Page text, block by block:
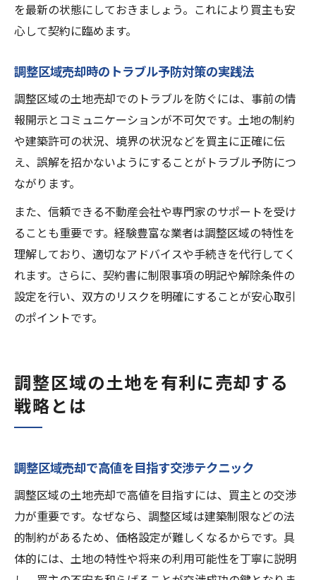
を最新の状態にしておきましょう。これにより買主も安
心して契約に臨めます。
調整区域売却時のトラブル予防対策の実践法
調整区域の土地売却でのトラブルを防ぐには、事前の情
報開示とコミュニケーションが不可欠です。土地の制約
や建築許可の状況、境界の状況などを買主に正確に伝
え、誤解を招かないようにすることがトラブル予防につ
ながります。
また、信頼できる不動産会社や専門家のサポートを受け
ることも重要です。経験豊富な業者は調整区域の特性を
理解しており、適切なアドバイスや手続きを代行してく
れます。さらに、契約書に制限事項の明記や解除条件の
設定を行い、双方のリスクを明確にすることが安心取引
のポイントです。
調整区域の土地を有利に売却する
戦略とは
調整区域売却で高値を目指す交渉テクニック
調整区域の土地売却で高値を目指すには、買主との交渉
力が重要です。なぜなら、調整区域は建築制限などの法
的制約があるため、価格設定が難しくなるからです。具
体的には、土地の特性や将来の利用可能性を丁寧に説明